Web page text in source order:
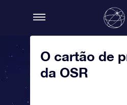
O cartão de
da OSR